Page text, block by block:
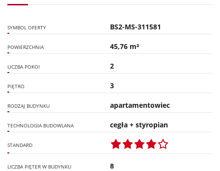
SYMBOL OFERTY BS2-MS-311581
POWIERZCHNIA 45,76 m²
LICZBA POKOI 2
PIĘTRO 3
RODZAJ BUDYNKU apartamentowiec
TECHNOLOGIA BUDOWLANA cegła + styropian
STANDARD
LICZBA PIĘTER W BUDYNKU 8